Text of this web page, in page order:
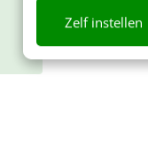
Zelf instellen